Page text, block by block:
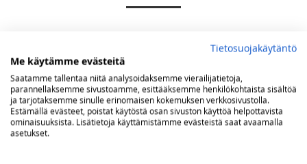
Tietosuojakäytäntö
Me käytämme evästeitä
Saatamme tallentaa niitä analysoidaksemme vierailijatietoja,
parannellaksemme sivustoamme, esittääksemme henkilökohtaista sisältöä
ja tarjotaksemme sinulle erinomaisen kokemuksen verkkosivustolla.
Estämällä evästeet, poistat käytöstä osan sivuston käyttöä helpottavista
ominaisuuksista. Lisätietoja käyttämistämme evästeistä saat avaamalla
asetukset.